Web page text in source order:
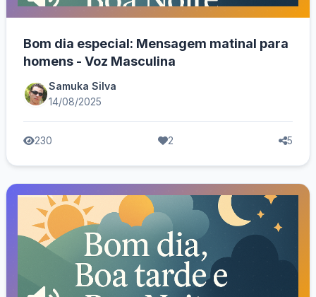
Bom dia especial: Mensagem matinal para
homens - Voz Masculina
Samuka Silva
14/08/2025
230 2 5